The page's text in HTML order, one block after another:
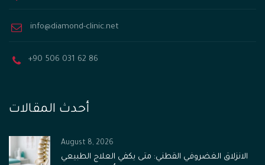
info@diamond-clinic.net
+90 506 031 62 86
أحدث المقالات
August 8, 2026
الانزلاق الغضروفي القطني: متى يكفي العلاج الطبيعي